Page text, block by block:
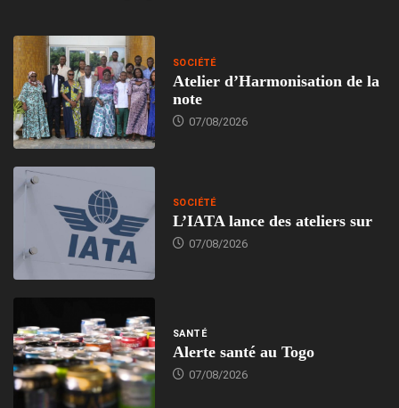
SOCIÉTÉ
Atelier d’Harmonisation de la
note
07/08/2026
SOCIÉTÉ
L’IATA lance des ateliers sur
07/08/2026
SANTÉ
Alerte santé au Togo
07/08/2026